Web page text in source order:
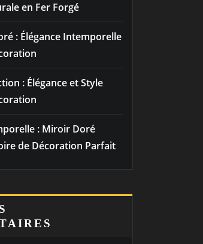
en Fer Forgé
: Élégance Intemporelle
: Élégance et Style
: Miroir Doré
de Décoration Parfait